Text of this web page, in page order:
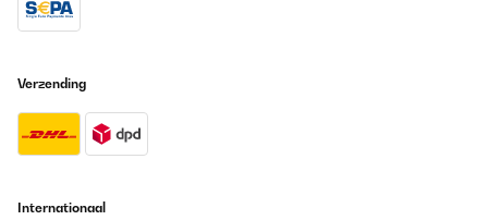
Verzending
Internationaal